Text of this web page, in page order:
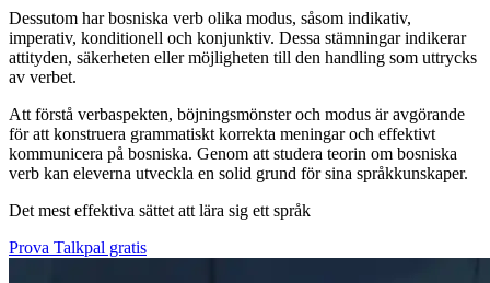
Dessutom har bosniska verb olika modus, såsom indikativ,
imperativ, konditionell och konjunktiv. Dessa stämningar indikerar
attityden, säkerheten eller möjligheten till den handling som uttrycks
av verbet.
Att förstå verbaspekten, böjningsmönster och modus är avgörande
för att konstruera grammatiskt korrekta meningar och effektivt
kommunicera på bosniska. Genom att studera teorin om bosniska
verb kan eleverna utveckla en solid grund för sina språkkunskaper.
Det mest effektiva sättet att lära sig ett språk
Prova Talkpal gratis